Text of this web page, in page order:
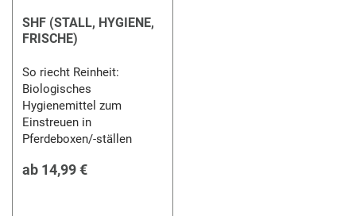
SHF (STALL, HYGIENE,
FRISCHE)
So riecht Reinheit:
Biologisches
Hygienemittel zum
Einstreuen in
Pferdeboxen/-ställen
ab 14,99 €